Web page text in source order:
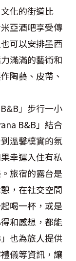
化的街道比
亞酒吧享受傳
可以安排墨西
滿滿的藝術和
陶藝、皮帶、
」步行一小
B&B」結合
溫馨樸實的氛
幸運入住有私
旅宿的露台是
，在社交空間
喝一杯，或是
和感想，都能
也為旅人提供
儀等資訊，讓